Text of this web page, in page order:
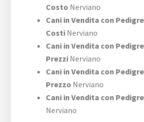
Costo Nerviano
Cani in Vendita con
Costi Nerviano
Cani in Vendita con
Prezzi Nerviano
Cani in Vendita con
Prezzo Nerviano
Cani in Vendita con
Nerviano